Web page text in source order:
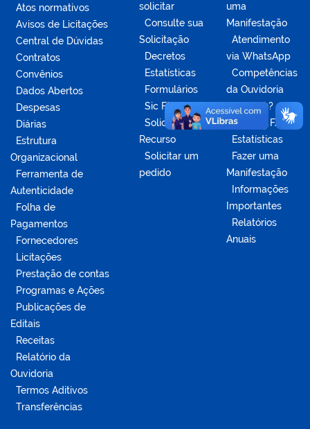
Atos normativos
Avisos de Licitações
Central de Dúvidas
Contratos
Convênios
Dados Abertos
Despesas
Diárias
Estrutura
Organizacional
Ferramenta de
Autenticidade
Folha de
Pagamentos
Fornecedores
Licitações
Prestação de contas
Programas e Ações
Publicações de
Editais
Receitas
Relatório da
Ouvidoria
Termos Aditivos
Transferências
solicitar
Consulte sua
Solicitação
Decretos
Estatísticas
Formulários
Sic Físico
Solicitar
Recurso
Solicitar um
pedido
uma
Manifestação
Atendimento
via WhatsApp
Competências
da Ouvidoria
Dúvidas?
Acesse o FAQ
Estatísticas
Fazer uma
Manifestação
Informações
Importantes
Relatórios
Anuais